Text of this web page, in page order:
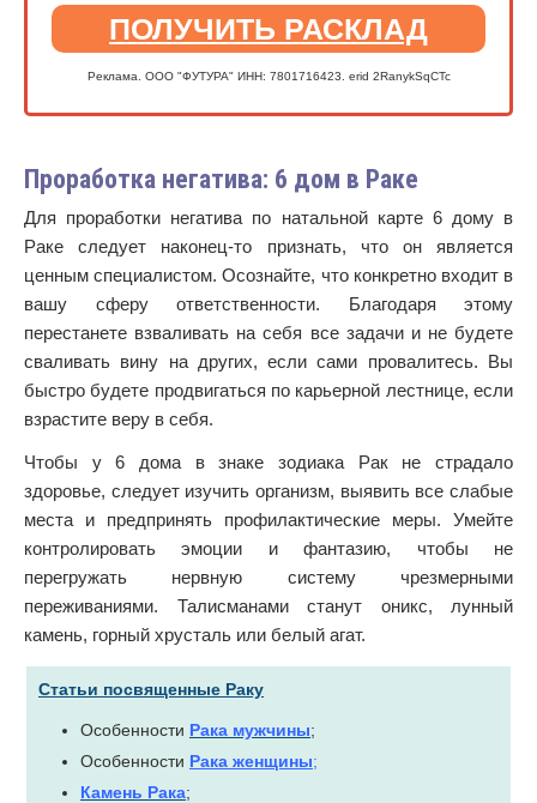
ПОЛУЧИТЬ РАСКЛАД
Реклама. ООО "ФУТУРА" ИНН: 7801716423. erid 2RanykSqCTc
Проработка негатива: 6 дом в Раке
Для проработки негатива по натальной карте 6 дому в
Раке следует наконец-то признать, что он является
ценным специалистом. Осознайте, что конкретно входит в
вашу сферу ответственности. Благодаря этому
перестанете взваливать на себя все задачи и не будете
сваливать вину на других, если сами провалитесь. Вы
быстро будете продвигаться по карьерной лестнице, если
взрастите веру в себя.
Чтобы у 6 дома в знаке зодиака Рак не страдало
здоровье, следует изучить организм, выявить все слабые
места и предпринять профилактические меры. Умейте
контролировать эмоции и фантазию, чтобы не
перегружать нервную систему чрезмерными
переживаниями. Талисманами станут оникс, лунный
камень, горный хрусталь или белый агат.
Статьи посвященные Раку
Особенности Рака мужчины;
Особенности Рака женщины;
Камень Рака;